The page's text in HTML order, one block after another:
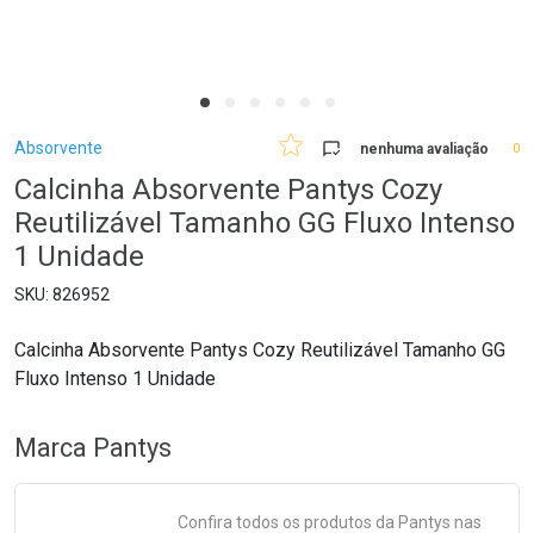
Breadcrumb
Absorvente nenhuma avaliação 0
Calcinha Absorvente Pantys Cozy
Reutilizável Tamanho GG Fluxo Intenso
1 Unidade
826952
Calcinha Absorvente Pantys Cozy Reutilizável Tamanho GG
Fluxo Intenso 1 Unidade
Marca Pantys
Confira todos os produtos da Pantys nas